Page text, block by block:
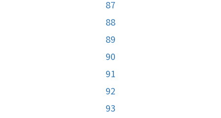
87
88
89
90
91
92
93